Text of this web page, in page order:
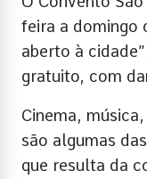
feira a domingo
aberto à
gratuito, com
Cinema,
são algumas
que resulta da